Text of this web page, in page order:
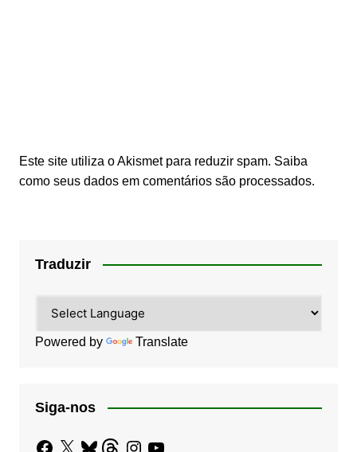
Este site utiliza o Akismet para reduzir spam. Saiba
como seus dados em comentários são processados.
Traduzir
Powered by Translate
Siga-nos
Facebook
X BlueskyThreadsInstagram
YouTube